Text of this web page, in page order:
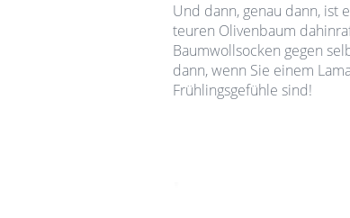
Und dann, genau dann, ist
teuren Olivenbaum
Baumwollsocken gegen
dann, wenn Sie einem
Frühlingsgefühle sind!